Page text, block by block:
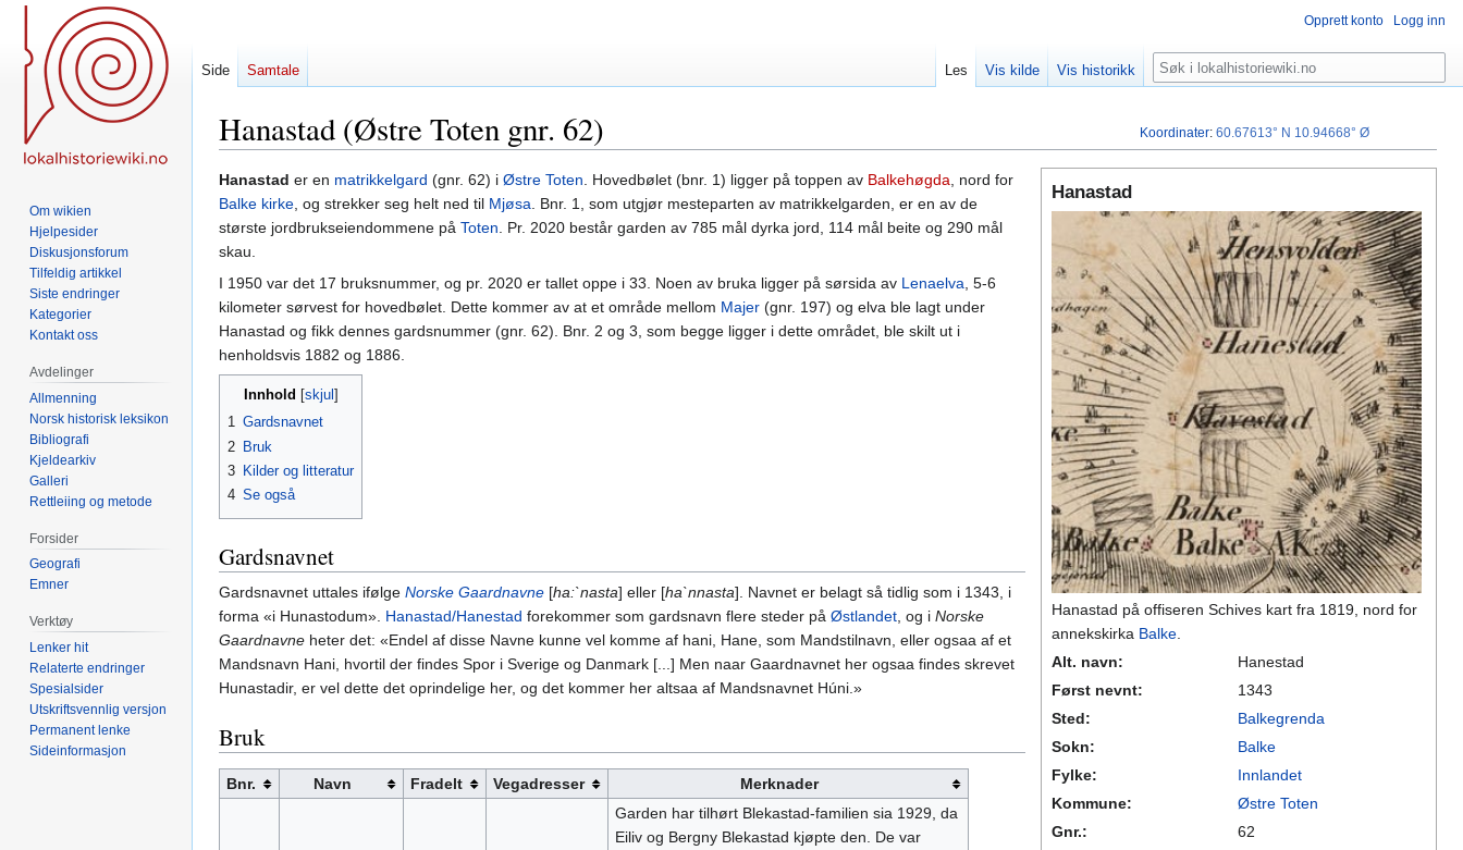
Hanastad (Østre Toten gnr. 62)
Hopp
til
navigering
Hopp
til
søk
Hanastad
Hanastad på offiseren Schives kart fra 1819, nord for
annekskirka Balke.
Alt. navn:
Hanestad
Først nevnt:
1343
Sted:
Balkegrenda
Sokn:
Balke
Fylke:
Innlandet
Kommune:
Østre Toten
Gnr.:
62
Hanastad er en matrikkelgard (gnr. 62) i Østre Toten. Hovedbølet (bnr. 1) ligger på toppen av Balkehøgda, nord for
Balke kirke, og strekker seg helt ned til Mjøsa. Bnr. 1, som utgjør mesteparten av matrikkelgarden, er en av de
største jordbrukseiendommene på Toten. Pr. 2020 består garden av 785 mål dyrka jord, 114 mål beite og 290 mål
skau.
I 1950 var det 17 bruksnummer, og pr. 2020 er tallet oppe i 33. Noen av bruka ligger på sørsida av Lenaelva, 5-6
kilometer sørvest for hovedbølet. Dette kommer av at et område mellom Majer (gnr. 197) og elva ble lagt under
Hanastad og fikk dennes gardsnummer (gnr. 62). Bnr. 2 og 3, som begge ligger i dette området, ble skilt ut i
henholdsvis 1882 og 1886.
Innhold
1 Gardsnavnet
2 Bruk
3 Kilder og litteratur
4 Se også
Gardsnavnet
Gardsnavnet uttales ifølge Norske Gaardnavne [ha:`nasta] eller [ha`nnasta]. Navnet er belagt så tidlig som i 1343, i
forma «i Hunastodum». Hanastad/Hanestad forekommer som gardsnavn flere steder på Østlandet, og i Norske
Gaardnavne heter det: «Endel af disse Navne kunne vel komme af hani, Hane, som Mandstilnavn, eller ogsaa af et
Mandsnavn Hani, hvortil der findes Spor i Sverige og Danmark [...] Men naar Gaardnavnet her ogsaa findes skrevet
Hunastadir, er vel dette det oprindelige her, og det kommer her altsaa af Mandsnavnet Húni.»
Bruk
Bnr. Navn Fradelt Vegadresser Merknader
Garden har tilhørt Blekastad-familien sia 1929, da
Eiliv og Bergny Blekastad kjøpte den. De var
Koordinater:60.67613° N 10.94668° Ø
Opprett konto Logg inn
Side Samtale Les Vis kilde Vis historikk Søk
Om wikien
Hjelpesider
Diskusjonsforum
Tilfeldig artikkel
Siste endringer
Kategorier
Kontakt oss
Avdelinger
Allmenning
Norsk historisk leksikon
Bibliografi
Kjeldearkiv
Galleri
Rettleiing og metode
Forsider
Geografi
Emner
Verktøy
Lenker hit
Relaterte endringer
Spesialsider
Utskriftsvennlig versjon
Permanent lenke
Sideinformasjon